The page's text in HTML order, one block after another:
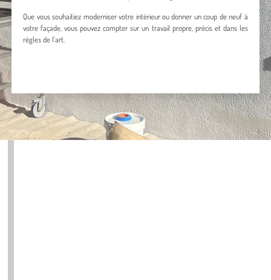
Que vous souhaitiez moderniser votre intérieur ou donner un coup de neuf à
votre façade, vous pouvez compter sur un travail propre, précis et dans les
règles de l’art.